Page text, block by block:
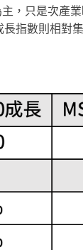
，只是次產
指數則相對集